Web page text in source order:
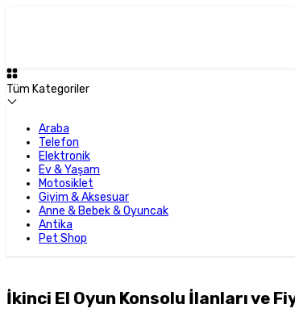
Tüm Kategoriler
Araba
Telefon
Elektronik
Ev & Yaşam
Motosiklet
Giyim & Aksesuar
Anne & Bebek & Oyuncak
Antika
Pet Shop
İkinci El Oyun Konsolu İlanları ve